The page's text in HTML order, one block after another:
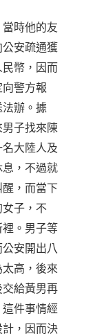
時他的友
安疏通獲
幣，因而
警方報
法辦。據
子找來陳
大陸人及
，不過就
醒，而當下
子，不
。男子等
安開出八
高，後來
給黃男再
件事情經
，因而決